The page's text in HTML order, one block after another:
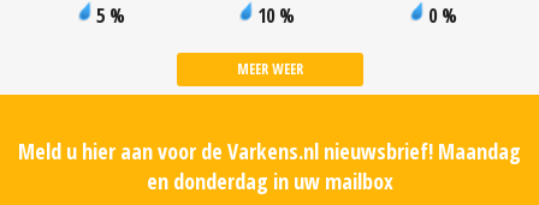
5 %
10 %
0 %
MEER WEER
Meld u hier aan voor de Varkens.nl nieuwsbrief! Maandag
en donderdag in uw mailbox